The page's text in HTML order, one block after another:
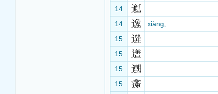
14
14
xiàng,
15
15
15
15